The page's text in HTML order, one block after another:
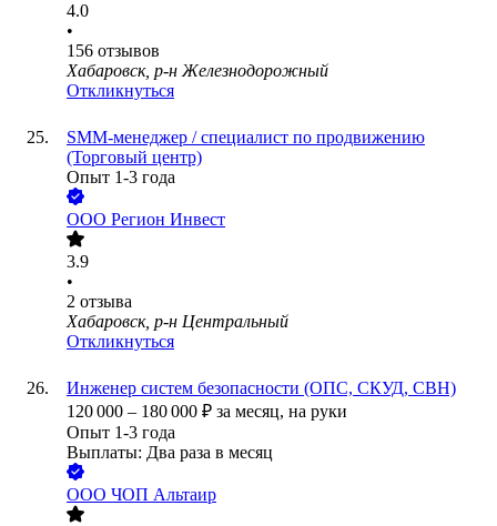
4.0
•
156 отзывов
Хабаровск, р-н Железнодорожный
Откликнуться
SMM-менеджер / специалист по продвижению
(Торговый центр)
Опыт 1-3 года
ООО Регион Инвест
3.9
•
2 отзыва
Хабаровск, р-н Центральный
Откликнуться
Инженер систем безопасности (ОПС, СКУД, СВН)
120 000 – 180 000 ₽ за месяц, на руки
Опыт 1-3 года
Выплаты: Два раза в месяц
ООО ЧОП Альтаир